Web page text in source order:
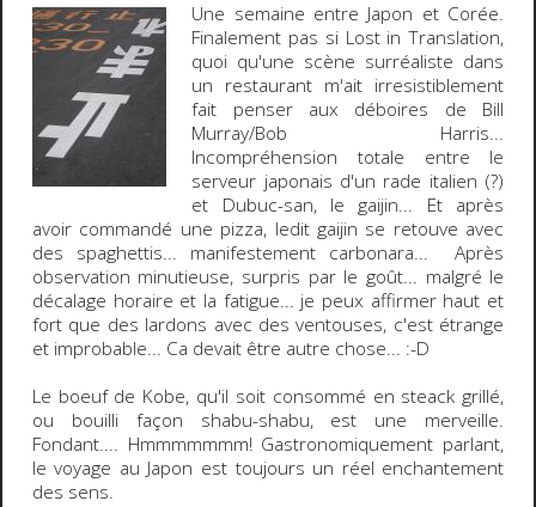
Une semaine entreJapon et Corée.
Finalement pas si Lost in Translation,
quoi qu'une scène surréaliste dans
un restaurant m'ait irresistiblement
fait penser aux déboires de Bill
Murray/Bob Harris...
Incompréhension totale entre le
serveur japonais d'un rade italien (?)
et Dubuc-san, legaijin... Et après
avoir commandé une pizza, ledit gaijin se retouve avec
des spaghettis... manifestement carbonara... Après
observation minutieuse, surpris par le goût... malgré le
décalage horaire et la fatigue... je peux affirmer haut et
fort que des lardons avec des ventouses, c'est étrange
et improbable... Ca devait être autre chose... :-D
Le boeuf de Kobe, qu'il soit consommé en steack grillé,
ou bouilli façon shabu-shabu, est une merveille.
Fondant.... Hmmmmmmm!Gastronomiquement parlant,
le voyage au Japon est toujours un réel enchantement
des sens.